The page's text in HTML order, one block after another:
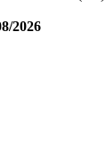
2026